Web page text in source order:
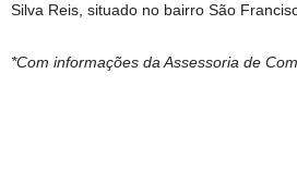
Silva Reis, situado no bairro São
*Com informações da Assessoria de